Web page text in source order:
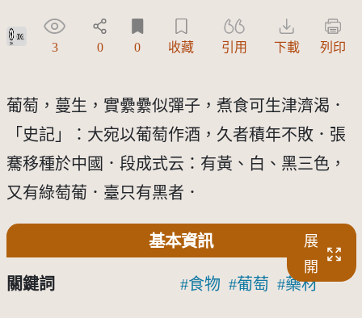
政府資料開放授權條款-第1版(OGDL 1.0)
3 0 0 收藏 引用 下載 列印
葡萄，蔓生，實纍纍似彈子，煮食可生津濟渴．
「史記」：大宛以葡萄作酒，久者積年不敗．張
騫移種於中國．段成式云：有黃、白、黑三色，
又有綠萄葡．臺只有黑者．
基本資訊
展
開
關鍵詞 食物 葡萄 藥材